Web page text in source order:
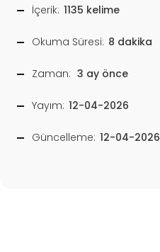
İçerik: 1135 kelime
Okuma Süresi: 8 dakika
Zaman: 3 ay önce
Yayım: 12-04-2026
Güncelleme: 12-04-2026